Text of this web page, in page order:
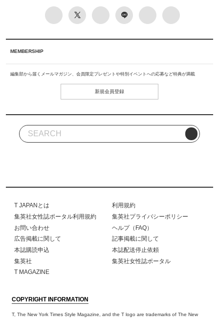
MEMBERSHIP
編集部から届くメールマガジン、会員限定プレゼントや特別イベントへの応募など特典が満載
新規会員登録
T JAPANとは
利用規約
集英社女性誌ポータル利用規約
集英社プライバシーポリシー
お問い合わせ
ヘルプ（FAQ）
広告掲載に関して
記事掲載に関して
本誌購読申込
本誌配送停止依頼
集英社
集英社女性誌ポータル
T MAGAZINE
COPYRIGHT INFORMATION
T, The New York Times Style Magazine, and the T logo are trademarks of The New